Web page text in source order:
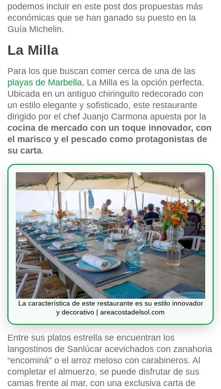
podemos incluir en este post dos propuestas más
económicas que se han ganado su puesto en la
Guía Michelin.
La Milla
Para los que buscan comer cerca de una de las
playas de Marbella, La Milla es la opción perfecta.
Ubicada en un antiguo chiringuito redecorado con
un estilo elegante y sofisticado, este restaurante
dirigido por el chef Juanjo Carmona apuesta por la
cocina de mercado con un toque innovador, con
el marisco y el pescado como protagonistas de
su carta.
La característica de este restaurante es su estilo innovador
y decorativo | areacostadelsol.com
Entre sus platos estrella se encuentran los
langostinos de Sanlúcar acevichados con zanahoria
“encominá” o el arroz meloso con carabineros. Al
completar el almuerzo, se puede disfrutar de sus
camas frente al mar, con una exclusiva carta de